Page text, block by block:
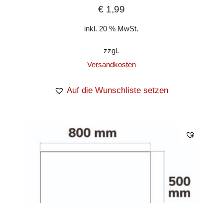
€1,99
inkl. 20 % MwSt.
zzgl.
Versandkosten
Auf die Wunschliste setzen